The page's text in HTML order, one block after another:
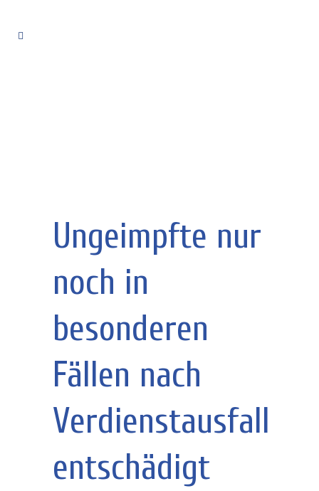
Ungeimpfte nur
noch in
besonderen
Fällen nach
Verdienstausfall
entschädigt